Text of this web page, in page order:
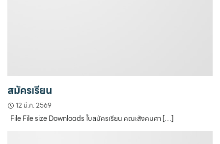
สมัครเรียน
12 มี.ค. 2569
File File size Downloads ใบสมัครเรียน คณะสังคมศา […]